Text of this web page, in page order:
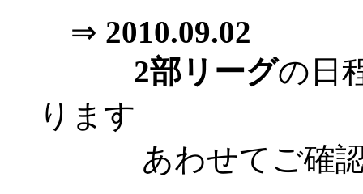
⇒ 2010.09.02
2部リーグの日
ります
あわせてご確認